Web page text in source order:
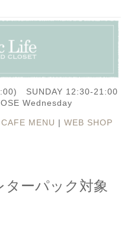
SUNDAY 12:30-21:00
Wednesday
CAFE MENU | WEB SHOP
ーパック対象